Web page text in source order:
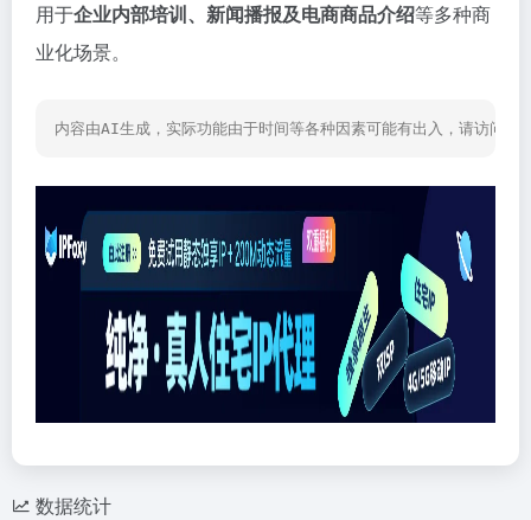
用于企业内部培训、新闻播报及电商商品介绍等多种商
业化场景。
内容由AI生成，实际功能由于时间等各种因素可能有出入，请访问网
数据统计